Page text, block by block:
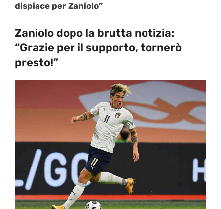
dispiace per Zaniolo”
Zaniolo dopo la brutta notizia:
“Grazie per il supporto, tornerò
presto!”